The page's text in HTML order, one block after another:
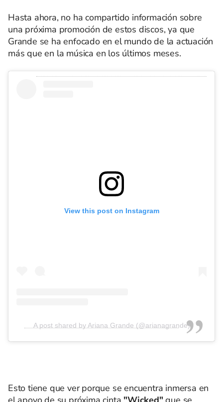
Hasta ahora, no ha compartido información sobre
una próxima promoción de estos discos, ya que
Grande se ha enfocado en el mundo de la actuación
más que en la música en los últimos meses.
View this post on Instagram
A post shared by Ariana Grande (@arianagrande)
Esto tiene que ver porque se encuentra inmersa en